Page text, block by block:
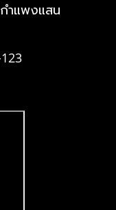
ำแพงแสน